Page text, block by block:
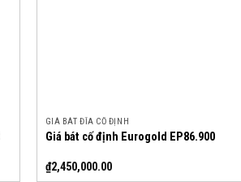
GIÁ BÁT ĐĨA CỐ ĐỊNH
Giá bát cố định Eurogold EP86.900
₫2,450,000.00